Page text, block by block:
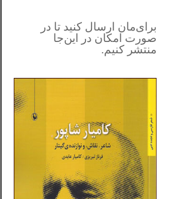
برای‌مان ارسال کنید تا در
صورت امکان در این‌جا
منتشر کنیم.